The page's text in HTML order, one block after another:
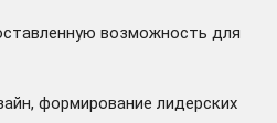
возможность для
формирование лидерских